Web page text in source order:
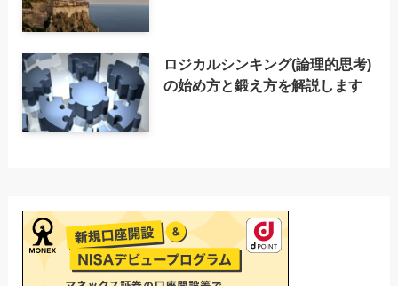
ロジカルシンキング(論理的思考)
の始め方と鍛え方を解説します